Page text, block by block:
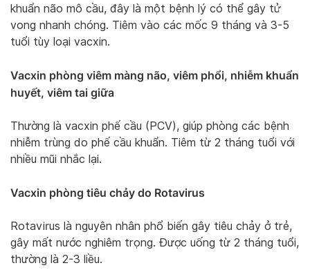
khuẩn não mô cầu, đây là một bệnh lý có thể gây tử
vong nhanh chóng. Tiêm vào các mốc 9 tháng và 3-5
tuổi tùy loại vacxin.
Vacxin phòng viêm màng não, viêm phổi, nhiễm khuẩn
huyết, viêm tai giữa
Thường là vacxin phế cầu (PCV), giúp phòng các bệnh
nhiễm trùng do phế cầu khuẩn. Tiêm từ 2 tháng tuổi với
nhiều mũi nhắc lại.
Vacxin phòng tiêu chảy do Rotavirus
Rotavirus là nguyên nhân phổ biến gây tiêu chảy ở trẻ,
gây mất nước nghiêm trọng. Được uống từ 2 tháng tuổi,
thường là 2-3 liều.